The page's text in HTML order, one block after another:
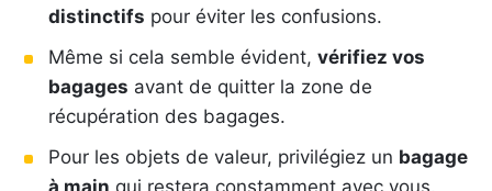
distinctifs pour éviter les confusions.
Même si cela semble évident, vérifiez vos
bagages avant de quitter la zone de
récupération des bagages.
Pour les objets de valeur, privilégiez un bagage